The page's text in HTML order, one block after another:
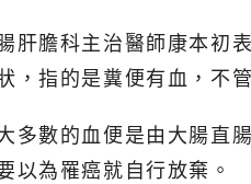
肝膽科主治醫師康本初
，指的是糞便有血，不
多數的血便是由大腸直
以為罹癌就自行放棄。